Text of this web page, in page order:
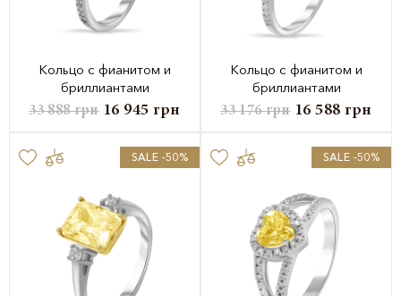
Кольцо с фианитом и
бриллиантами
33 888грн 16 945 грн
Кольцо с фианитом и
бриллиантами
33 176грн 16 588 грн
SALE -50% SALE -50%